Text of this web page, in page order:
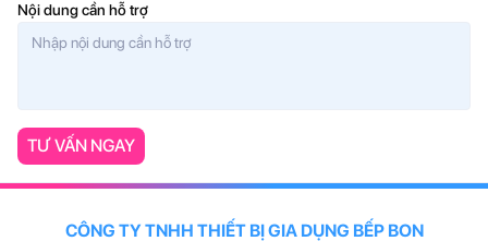
Nội dung cần hỗ trợ
TƯ VẤN NGAY
CÔNG TY TNHH THIẾT BỊ GIA DỤNG BẾP BON